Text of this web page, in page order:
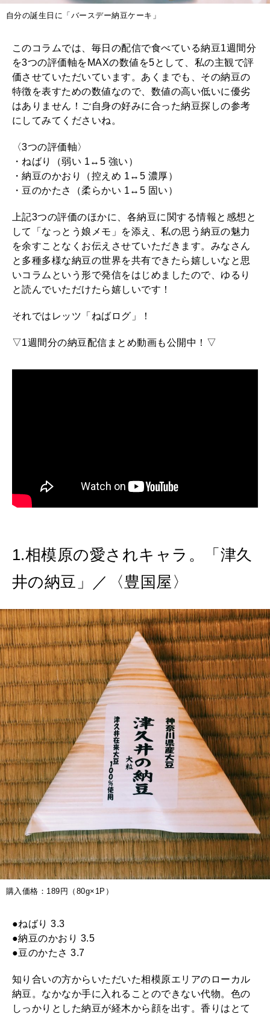
自分の誕生日に「バースデー納豆ケーキ」
このコラムでは、毎日の配信で食べている納豆1週間分
を3つの評価軸をMAXの数値を5として、私の主観で評
価させていただいています。あくまでも、その納豆の
特徴を表すための数値なので、数値の高い低いに優劣
はありません！ご自身の好みに合った納豆探しの参考
にしてみてくださいね。
〈3つの評価軸〉
・ねばり（弱い 1↔5 強い）
・納豆のかおり（控えめ 1↔5 濃厚）
・豆のかたさ（柔らかい 1↔5 固い）
上記3つの評価のほかに、各納豆に関する情報と感想と
して「なっとう娘メモ」を添え、私の思う納豆の魅力
を余すことなくお伝えさせていただきます。みなさん
と多種多様な納豆の世界を共有できたら嬉しいなと思
いコラムという形で発信をはじめましたので、ゆるり
と読んでいただけたら嬉しいです！
それではレッツ「ねばログ」！
▽1週間分の納豆配信まとめ動画も公開中！▽
1.相模原の愛されキャラ。「津久
井の納豆」／〈豊国屋〉
購入価格：189円（80g×1P）
●ねばり 3.3
●納豆のかおり 3.5
●豆のかたさ 3.7
知り合いの方からいただいた相模原エリアのローカル
納豆。なかなか手に入れることのできない代物。色の
しっかりとした納豆が経木から顔を出す。香りはとて